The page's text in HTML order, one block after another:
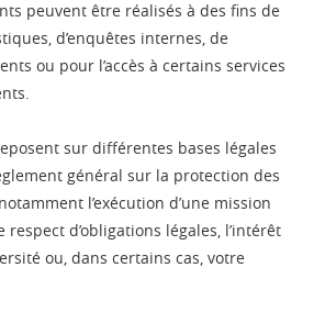
peuvent être réalisés à des fins de
d’enquêtes internes, de
ou pour l’accès à certains services
sur différentes bases légales
général sur la protection des
l’exécution d’une mission
respect d’obligations légales, l’intérêt
ou, dans certains cas, votre